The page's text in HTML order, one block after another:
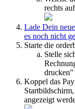
rechts
Lade Dein
es noch nicht
Starte die
Stelle
drucken"
Koppel das
angezeigt